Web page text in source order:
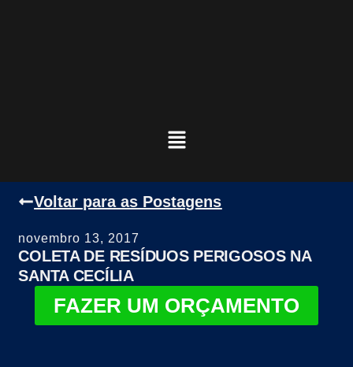
Voltar para as Postagens
novembro 13, 2017
COLETA DE RESÍDUOS PERIGOSOS NA
SANTA CECÍLIA
FAZER UM ORÇAMENTO